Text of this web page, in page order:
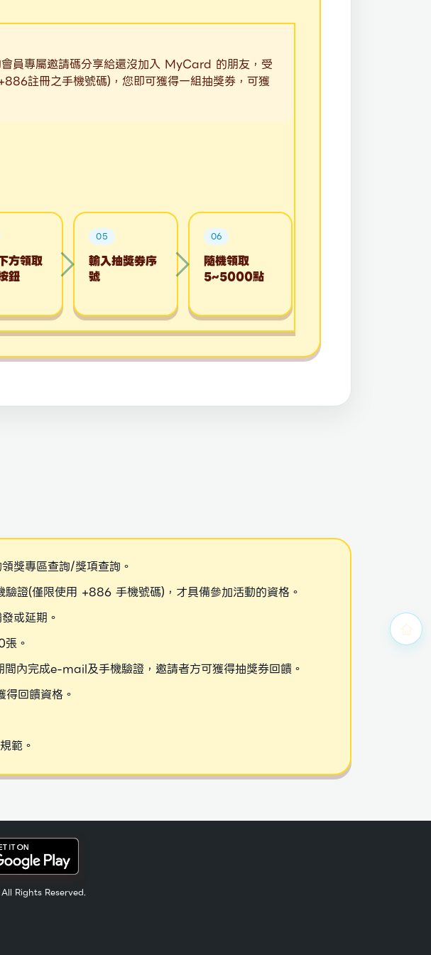
員專屬邀請碼分享給還沒加入 MyCard 的朋友，受
註冊之手機號碼)，您即可獲得一組抽獎券，可獲
方領取
鈕
05
輸入抽獎券序
號
06
隨機領取
5~5000點
獎專區查詢/獎項查詢。
(僅限使用 +886 手機號碼)，才具備參加活動的資格。
或延期。
。
內完成e-mail及手機驗證，邀請者方可獲得抽獎券回饋。
回饋資格。
範。
Rights Reserved.